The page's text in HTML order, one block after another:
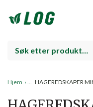
Hjem › HAGEREDSKAPER